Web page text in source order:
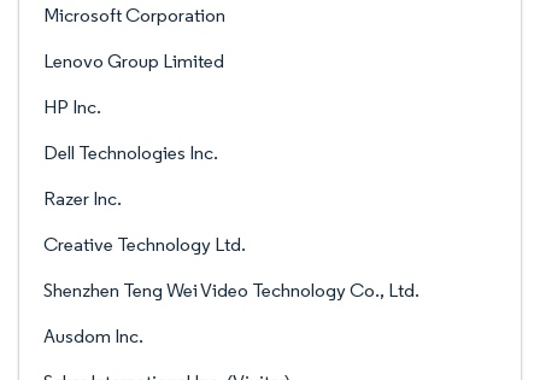
Microsoft Corporation
Lenovo Group Limited
HP Inc.
Dell Technologies Inc.
Razer Inc.
Creative Technology Ltd.
Shenzhen Teng Wei Video Technology Co., Ltd.
Ausdom Inc.